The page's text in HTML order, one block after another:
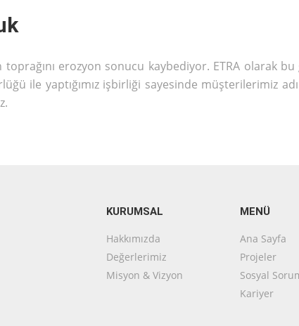
erozyon sonucu kaybediyor. ETRA olarak
ile yaptığımız işbirliği sayesinde müşterilerimiz
KURUMSAL
Hakkımızda
Değerlerimiz
Misyon & Vizyon
MENÜ
Ana Sayfa
Projeler
Sosyal
Kariyer